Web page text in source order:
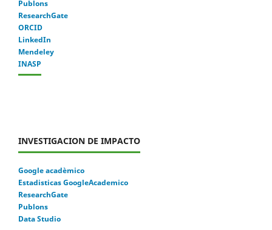
Publons
ResearchGate
ORCID
LinkedIn
Mendeley
INASP
INVESTIGACION DE IMPACTO
Google acadèmico
Estadisticas GoogleAcademico
ResearchGate
Publons
Data Studio